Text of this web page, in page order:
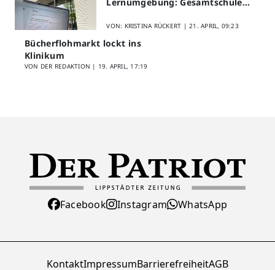
Schülerfeedback
VON: KRISTINA RÜCKERT |21. APRIL, 09:23
Bücherflohmarkt lockt ins
Klinikum
VON DER REDAKTION | 19. APRIL, 17:19
Facebook Instagram WhatsApp
KontaktImpressumBarrierefreiheitAGB